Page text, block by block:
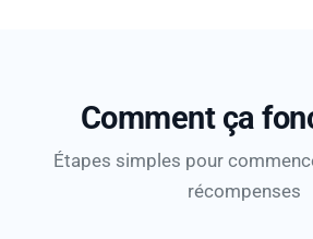
Comment ça
Étapes simples pour
récompenses